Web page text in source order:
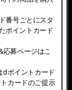
番号ごとにスタ
ポイントカード
応募ページはこ
dポイントカード
カードのご提示